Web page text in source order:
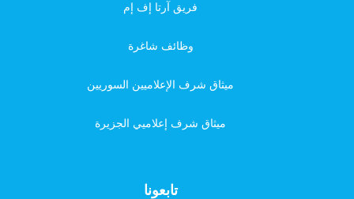
فريق آرتا إف إم
وظائف شاغرة
ميثاق شرف الإعلاميين السوريين
ميثاق شرف إعلاميي الجزيرة
تابعونا